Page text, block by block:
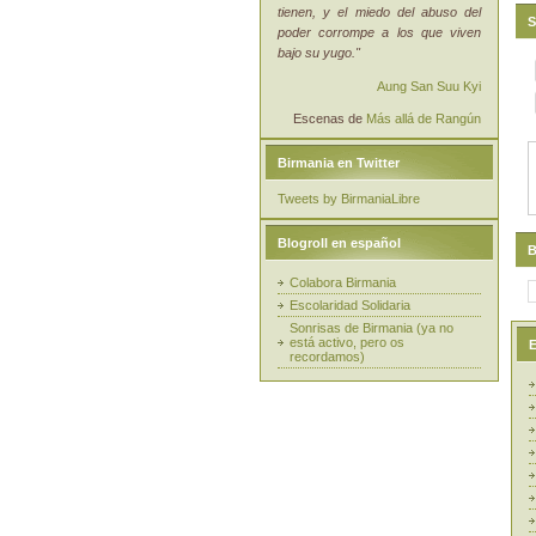
tienen, y el miedo del abuso del
poder corrompe a los que viven
bajo su yugo."
Aung San Suu Kyi
Escenas de Más allá de Rangún
Birmania en Twitter
Tweets by BirmaniaLibre
Blogroll en español
Colabora Birmania
Escolaridad Solidaria
Sonrisas de Birmania (ya no
está activo, pero os
recordamos)